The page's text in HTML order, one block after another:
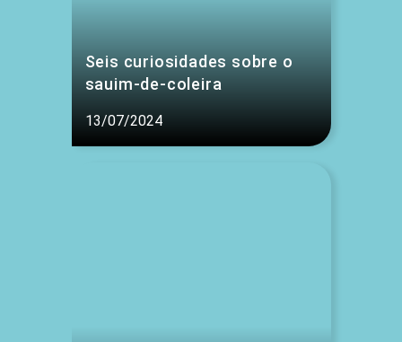
Seis curiosidades sobre o
sauim-de-coleira
13/07/2024